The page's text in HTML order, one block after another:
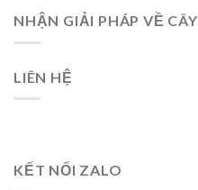
NHẬN GIẢI PHÁP VỀ
LIÊN HỆ
KẾT NỐI ZALO